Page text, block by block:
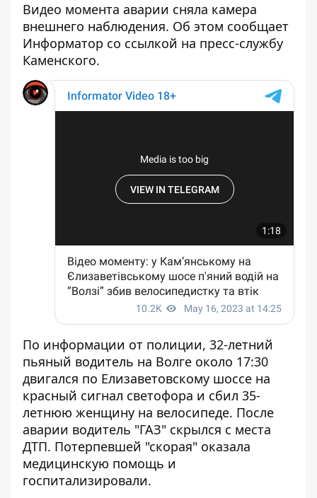
Видео момента аварии сняла камера
внешнего наблюдения. Об этом сообщает
Информатор со ссылкой на пресс-службу
Каменского.
По информации от полиции, 32-летний
пьяный водитель на Волге около 17:30
двигался по Елизаветовскому шоссе на
красный сигнал светофора и сбил 35-
летнюю женщину на велосипеде. После
аварии водитель "ГАЗ" скрылся с места
ДТП. Потерпевшей "скорая" оказала
медицинскую помощь и
госпитализировали.